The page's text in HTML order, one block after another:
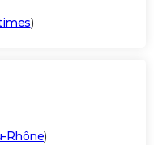
)
Rhône)